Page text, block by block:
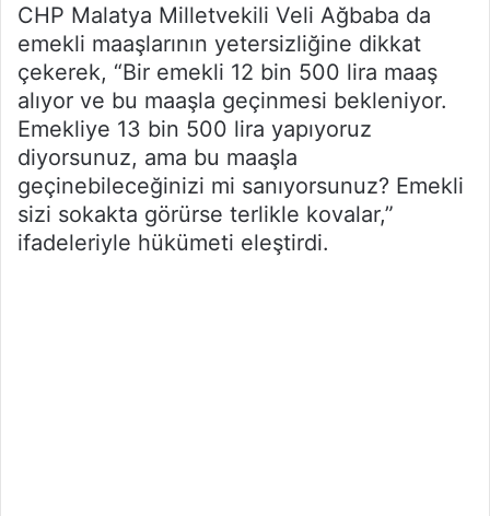
CHP Malatya Milletvekili Veli Ağbaba da
emekli maaşlarının yetersizliğine dikkat
çekerek, “Bir emekli 12 bin 500 lira maaş
alıyor ve bu maaşla geçinmesi bekleniyor.
Emekliye 13 bin 500 lira yapıyoruz
diyorsunuz, ama bu maaşla
geçinebileceğinizi mi sanıyorsunuz? Emekli
sizi sokakta görürse terlikle kovalar,”
ifadeleriyle hükümeti eleştirdi.